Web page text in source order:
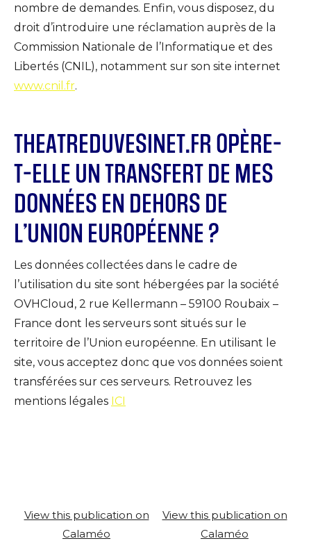
nombre de demandes. Enfin, vous disposez, du
droit d’introduire une réclamation auprès de la
Commission Nationale de l’Informatique et des
Libertés (CNIL), notamment sur son site internet
www.cnil.fr.
THEATREDUVESINET.FR OPÈRE-
T-ELLE UN TRANSFERT DE MES
DONNÉES EN DEHORS DE
L’UNION EUROPÉENNE ?
Les données collectées dans le cadre de
l’utilisation du site sont hébergées par la société
OVHCloud, 2 rue Kellermann – 59100 Roubaix –
France dont les serveurs sont situés sur le
territoire de l’Union européenne. En utilisant le
site, vous acceptez donc que vos données soient
transférées sur ces serveurs. Retrouvez les
mentions légales ICI
View this publication on
Calaméo
View this publication on
Calaméo